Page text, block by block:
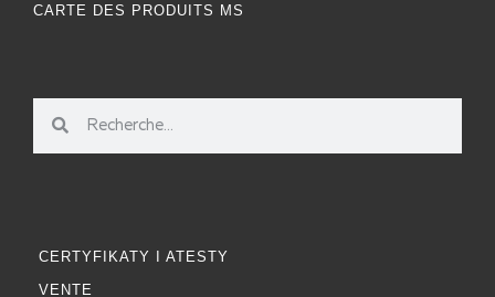
CARTE DES PRODUITS MS
CERTYFIKATY I ATESTY
VENTE